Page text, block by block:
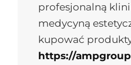
profesjonalną
medycyną
kupować
https://